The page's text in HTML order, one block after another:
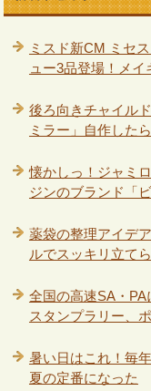
ミスド新CM ミセ
ュー3品登場！メ
後ろ向きチャイル
ミラー」自作した
懐かしっ！ジャミ
ジンのブランド「
薬袋の整理アイデ
ルでスッキリ立て
全国の高速SA・
スタンプラリー、
暑い日はこれ！毎
夏の定番になった